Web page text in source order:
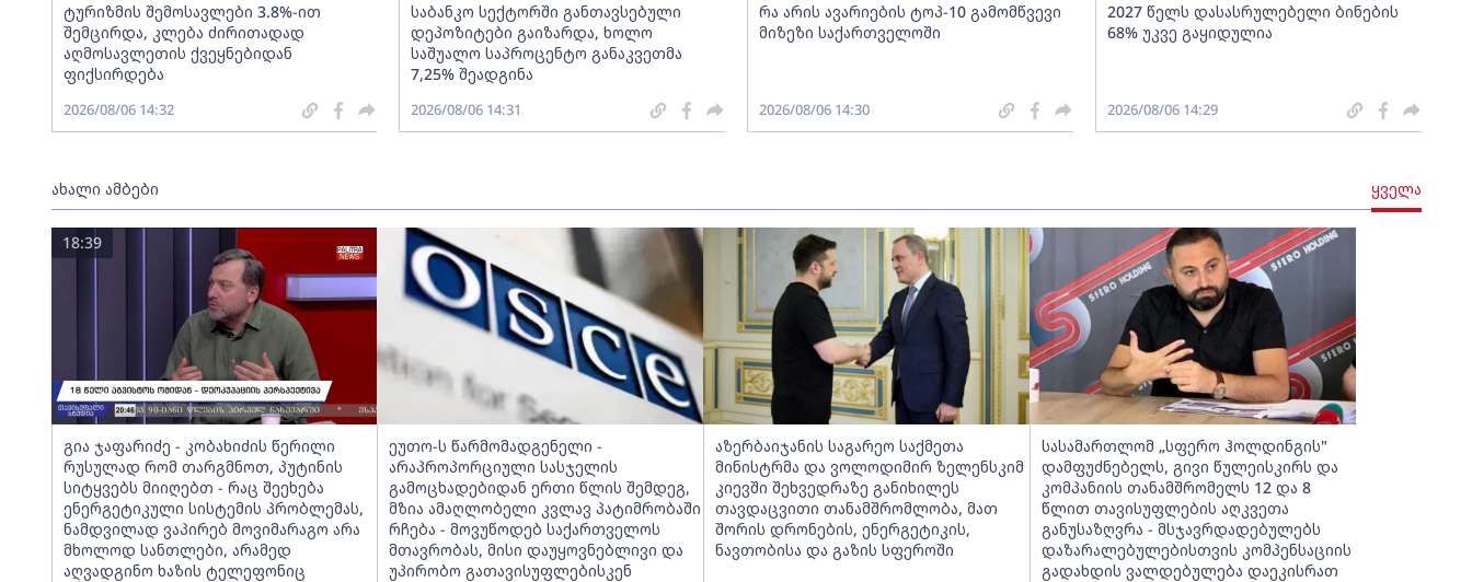
ტურიზმის შემოსავლები 3.8%-ით
შემცირდა, კლება ძირითადად
აღმოსავლეთის ქვეყნებიდან
ფიქსირდება
2026/08/06 14:32
საბანკო სექტორში განთავსებული
დეპოზიტები გაიზარდა, ხოლო
საშუალო საპროცენტო განაკვეთმა
7,25% შეადგინა
2026/08/06 14:31
რა არის ავარიების ტოპ-10 გამომწვევი
მიზეზი საქართველოში
2026/08/06 14:30
2027 წელს დასასრულებელი ბინების
68% უკვე გაყიდულია
2026/08/06 14:29
ახალი ამბები ყველა
გია ჯაფარიძე - კობახიძის წერილი
რუსულად რომ თარგმნოთ, პუტინის
სიტყვებს მიიღებთ - რაც შეეხება
ენერგეტიკული სისტემის პრობლემას,
ნამდვილად ვაპირებ მოვიმარაგო არა
მხოლოდ სანთლები, არამედ
აღვადგინო ხაზის ტელეფონიც
18:39
ეუთო-ს წარმომადგენელი -
არაპროპორციული სასჯელის
გამოცხადებიდან ერთი წლის შემდეგ,
მზია ამაღლობელი კვლავ პატიმრობაში
რჩება - მოვუწოდებ საქართველოს
მთავრობას, მისი დაუყოვნებლივი და
უპირობო გათავისუფლებისკენ
აზერბაიჯანის საგარეო საქმეთა
მინისტრმა და ვოლოდიმირ ზელენსკიმ
კიევში შეხვედრაზე განიხილეს
თავდაცვითი თანამშრომლობა, მათ
შორის დრონების, ენერგეტიკის,
ნავთობისა და გაზის სფეროში
სასამართლომ „სფერო ჰოლდინგის"
დამფუძნებელს, გივი წულეისკირს და
კომპანიის თანამშრომელს 12 და 8
წლით თავისუფლების აღკვეთა
განუსაზღვრა - მსჯავრდადებულებს
დაზარალებულებისთვის კომპენსაციის
გადახდის ვალდებულება დაეკისრათ